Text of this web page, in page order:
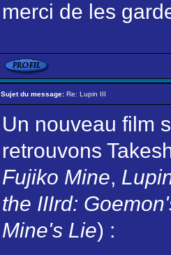
merci de les
Sujet du message: Re: Lupin III
Un nouveau film
retrouvons
Fujiko Mine,
the IIIrd:
Mine's Lie) :